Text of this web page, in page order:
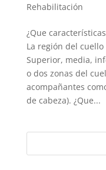
Rehabilitación
¿Que
La región del
Superior, media,
o dos zonas del
acompañantes
de cabeza). ¿Que...